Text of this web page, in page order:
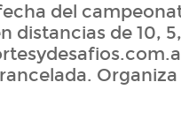
del
distancias de 10,